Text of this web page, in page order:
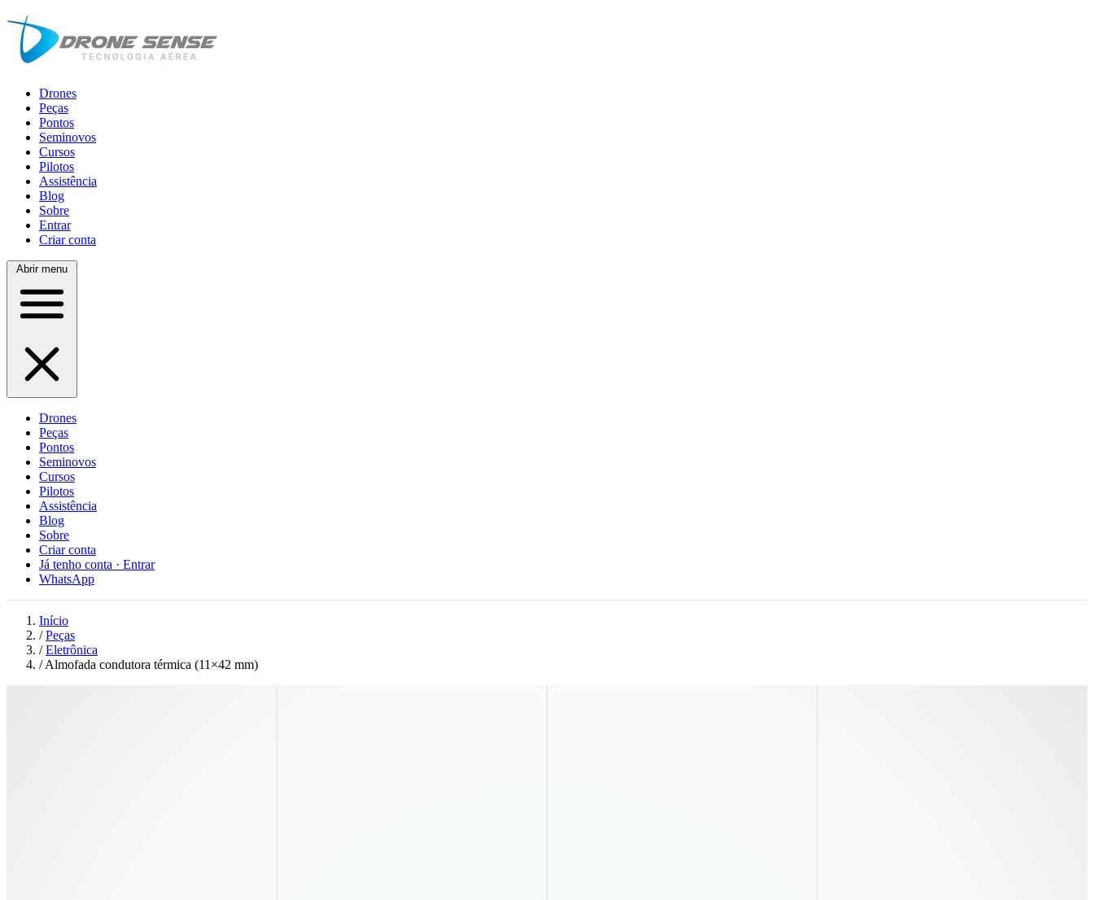
Drones
Peças
Pontos
Seminovos
Cursos
Pilotos
Assistência
Blog
Sobre
Entrar
Criar conta
Abrir menu
Drones
Peças
Pontos
Seminovos
Cursos
Pilotos
Assistência
Blog
Sobre
Criar conta
Já tenho conta · Entrar
WhatsApp
Início
/ Peças
/ Eletrônica
/ Almofada condutora térmica (11×42 mm)